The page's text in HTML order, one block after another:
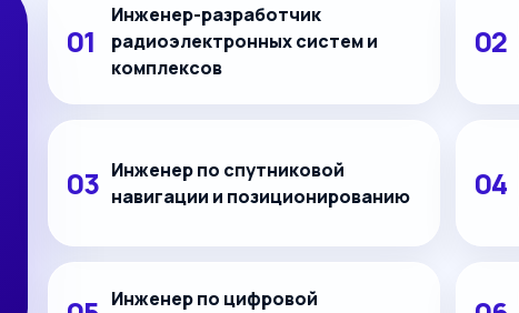
Инженер-разработчик
радиоэлектронных систем и
комплексов
Инженер по спутниковой
навигации и позиционированию
Инженер по цифровой